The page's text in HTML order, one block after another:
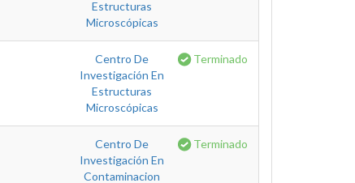
Estructuras
Microscópicas
Centro De
Investigación En
Estructuras
Microscópicas
Terminado
Centro De
Investigación En
Contaminacion
Terminado